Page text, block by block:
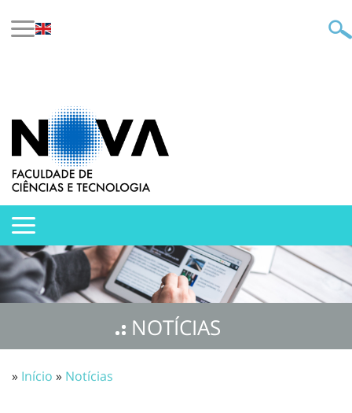
NOTÍCIAS
» Início » Notícias